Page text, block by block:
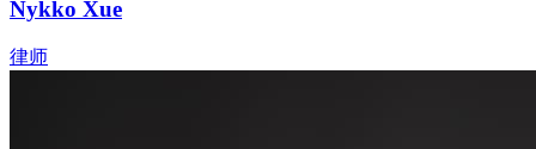
Nykko Xue
律师